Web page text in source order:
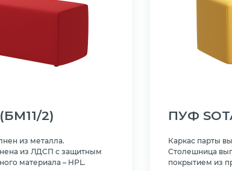
(БМ11/2)
из металла.
из ЛДСП с защитным
материала – HPL.
ПУФ
Каркас парты
Cтолешница
покрытием из